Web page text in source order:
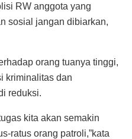
RW anggota yang
sosial jangan dibiarkan,
orang tuanya tinggi,
kriminalitas dan
reduksi.
kita akan semakin
ratus orang patroli,”kata